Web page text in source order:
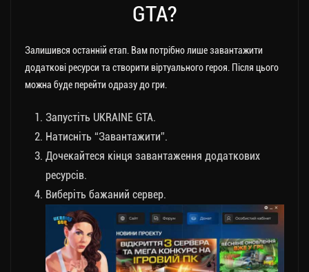
GTA?
Залишився останній етап. Вам потрібно лише завантажити
додаткові ресурси та створити віртуального героя. Після цього
можна буде перейти одразу до гри.
Запустіть UKRAINE GTA.
Натисніть “Завантажити”.
Дочекайтеся кінця завантаження додаткових
ресурсів.
Виберіть бажаний сервер.